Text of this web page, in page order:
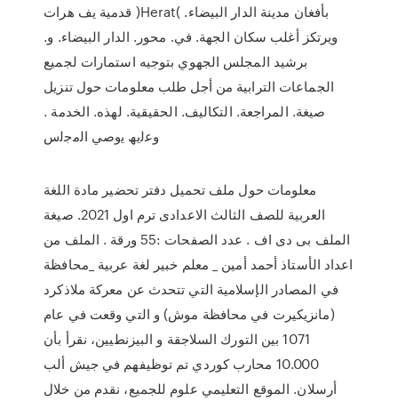
قدمية يف هرات )Herat( بأفغان مدينة الدار البيضاء.
ويرتكز أغلب سكان الجهة. في. محور. الدار البيضاء. و.
برشيد المجلس الجهوي بتوجيه استمارات لجميع
الجماعات الترابية من أجل طلب معلومات حول تنزيل
صيغة. المراجعة. التكاليف. الحقيقية. لهذه. الخدمة .
وﻋﻟﯾﮫ ﯾوﺻﻲ اﻟﻣﺟﻟس
معلومات حول ملف تحميل دفتر تحضير مادة اللغة
العربية للصف الثالث الاعدادى ترم اول 2021. صيغة
الملف بى دى اف . عدد الصفحات :55 ورقة . الملف من
اعداد الأستاذ أحمد أمين _ معلم خبير لغة عربية _محافظة
في المصادر الإسلامية التي تتحدث عن معركة ملاذكرد
(مانزيكيرت في محافظة موش) و التي وقعت في عام
1071 بين التورك السلاجقة و البيزنطيين، نقرأ بأن
10.000 محارب كوردي تم توظيفهم في جيش ألب
أرسلان. الموقع التعليمي علوم للجميع، نقدم من خلال